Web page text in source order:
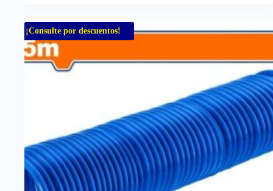
¡Consulte por descuentos!